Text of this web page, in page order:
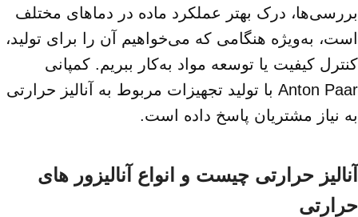
بررسی‌ها، درک بهتر عملکرد ماده در دماهای مختلف
است، به‌ویژه هنگامی که می‌خواهیم آن را برای تولید،
کنترل کیفیت یا توسعه مواد به‌کار ببریم. کمپانی
Anton Paar با تولید تجهیزات مربوط به آنالیز حرارتی
به نیاز مشتریان پاسخ داده است.
آنالیز حرارتی چیست و انواع آنالیزور های
حرارتی